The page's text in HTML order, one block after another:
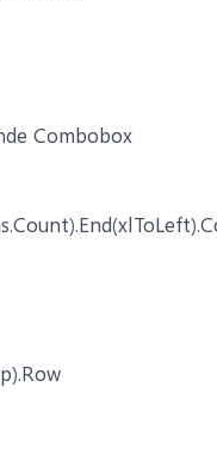
Combobox